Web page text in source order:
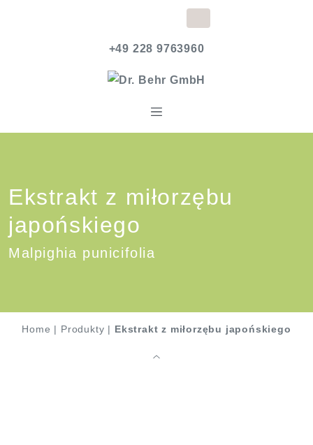
+49 228 9763960
Ekstrakt z miłorzębu
japońskiego
Malpighia punicifolia
Home | Produkty | Ekstrakt z miłorzębu japońskiego